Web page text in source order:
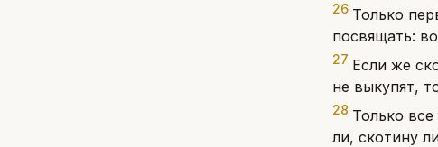
26 Только
посвящать:
27 Если же
не выкупят,
28 Только
ли, скотину